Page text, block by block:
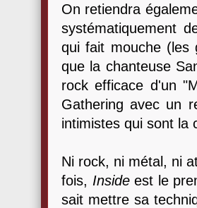
On retiendra
systématiquement
qui fait mouche (les
que la chanteuse
rock efficace d'un
Gathering avec un
intimistes qui sont la
Ni rock, ni métal, ni
fois, Insideest le
sait mettre sa